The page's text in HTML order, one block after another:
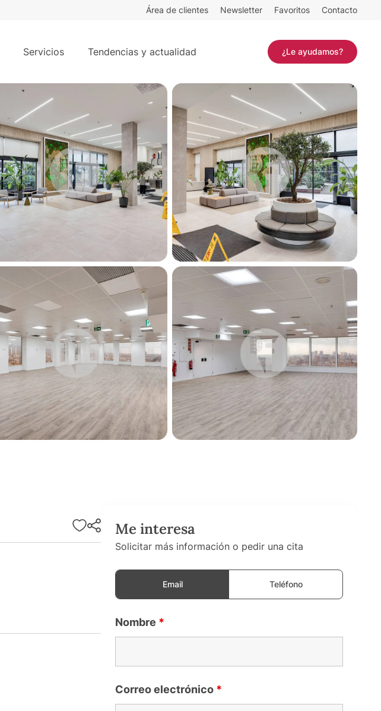
Área de clientes Newsletter Favoritos Contacto
Servicios Tendencias y actualidad ¿Le ayudamos?
Me interesa
Solicitar más información o pedir una cita
Email Teléfono
Nombre *
Correo electrónico *